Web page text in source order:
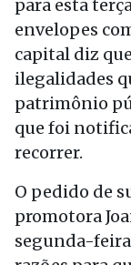
para esta
envelopes
capital diz
ilegalidades
patrimônio
que foi
recorrer.
O pedido de
promotora
segunda-